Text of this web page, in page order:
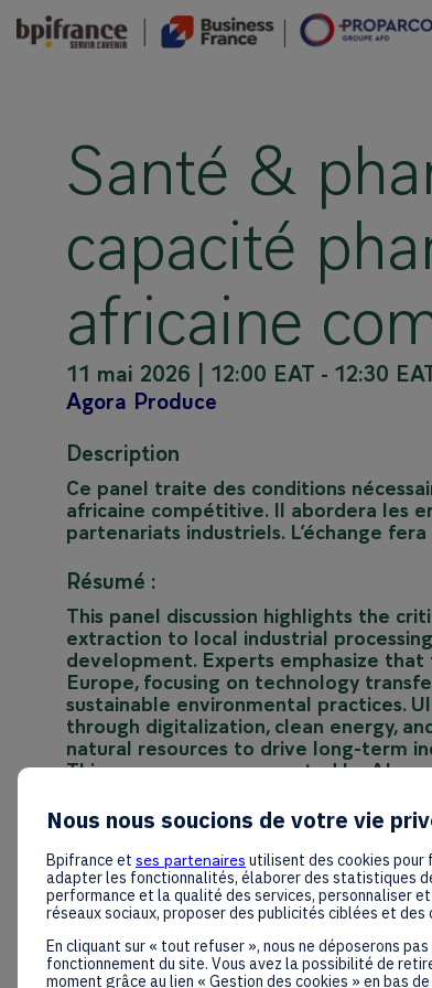
Santé &
capacité
africaine
11 mai 2026 12:00 EAT - 12:30
Agora Produce
Description
Ce panel traite des conditions
africaine compétitive. Il abordera les
partenariats industriels. L’échange
Résumé :
This panel discussion highlights the
extraction to local industrial
development. Experts emphasize
Europe, focusing on technology
sustainable environmental practices.
through digitalization, clean energy,
natural resources to drive long-term
This summary was generated by AI.
Nous nous soucions de votre vie
Bpifrance et ses partenaires utilisent des cookies
adapter les fonctionnalités, élaborer des statistiques
performance et la qualité des services, personnaliser
réseaux sociaux, proposer des publicités ciblées et des
En cliquant sur « tout refuser », nous ne déposerons
fonctionnement du site. Vous avez la possibilité de
moment grâce au lien « Gestion des cookies » en bas